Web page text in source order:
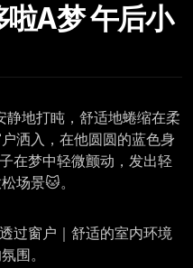
A梦 午后小
地打盹，舒适地蜷缩在柔
洒入，在他圆圆的蓝色身
在梦中轻微颤动，发出轻
场景🐱。
过窗户｜舒适的室内环境
围。